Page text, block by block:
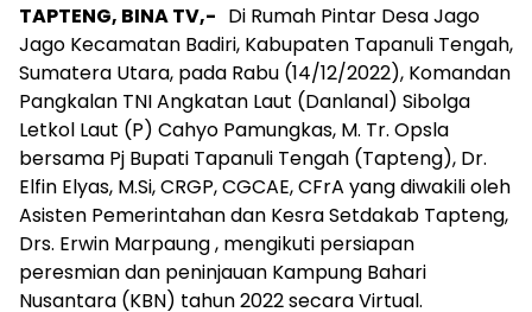
TAPTENG, BINA TV,- Di Rumah Pintar Desa Jago
Jago Kecamatan Badiri, Kabupaten Tapanuli Tengah,
Sumatera Utara, pada Rabu (14/12/2022), Komandan
Pangkalan TNI Angkatan Laut (Danlanal) Sibolga
Letkol Laut (P) Cahyo Pamungkas, M. Tr. Opsla
bersama Pj Bupati Tapanuli Tengah (Tapteng), Dr.
Elfin Elyas, M.Si, CRGP, CGCAE, CFrA yang diwakili oleh
Asisten Pemerintahan dan Kesra Setdakab Tapteng,
Drs. Erwin Marpaung , mengikuti persiapan
peresmian dan peninjauan Kampung Bahari
Nusantara (KBN) tahun 2022 secara Virtual.